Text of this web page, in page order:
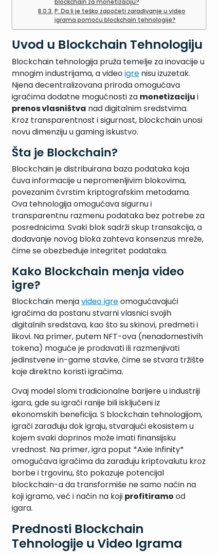
blockchain za monetizaciju?
P: Da li je teško započeti zarađivanje u video
igrama pomoću blockchain tehnologije?
Uvod u Blockchain Tehnologiju
Blockchain tehnologija pruža temelje za inovacije u
mnogim industrijama, a videoigre nisu izuzetak.
Njena decentralizovana priroda omogućava
igračima dodatne mogućnosti za monetizaciju i
prenos vlasništva nad digitalnim sredstvima.
Kroz transparentnost i sigurnost, blockchain unosi
novu dimenziju u gaming iskustvo.
Šta je Blockchain?
Blockchain je distribuirana baza podataka koja
čuva informacije u nepromenljivim blokovima,
povezanim čvrstim kriptografskim metodama.
Ova tehnologija omogućava sigurnu i
transparentnu razmenu podataka bez potrebe za
posrednicima. Svaki blok sadrži skup transakcija, a
dodavanje novog bloka zahteva konsenzus mreže,
čime se obezbeđuje integritet podataka.
Kako Blockchain menja video
igre?
Blockchain menjavideo igreomogućavajući
igračima da postanu stvarni vlasnici svojih
digitalnih sredstava, kao što su skinovi, predmeti i
likovi. Na primer, putem NFT-ova (nenadomestivih
tokena) moguće je prodavati ili razmenjivati
jedinstvene in-game stavke, čime se stvara tržište
koje direktno koristi igračima.
Ovaj model slomi tradicionalne barijere u industriji
igara, gde su igrači ranije bili isključeni iz
ekonomskih beneficija. S blockchain tehnologijom,
igrači zarađuju dok igraju, stvarajući ekosistem u
kojem svaki doprinos može imati finansijsku
vrednost. Na primer, igra poput *Axie Infinity*
omogućava igračima da zarađuju kriptovalutu kroz
borbe i trgovinu, što pokazuje potencijal
blockchain-a da transformiše ne samo način na
koji igramo, već i način na koji profitiramo od
igara.
Prednosti Blockchain
Tehnologije u Video Igrama